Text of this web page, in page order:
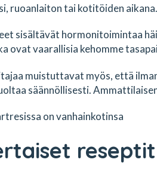
ruoanlaiton tai kotitöiden
sisältävät hormonitoimintaa
ovat vaarallisia kehomme
muistuttavat myös, että
säännöllisesti.
on vanhainkotinsa
reseptit